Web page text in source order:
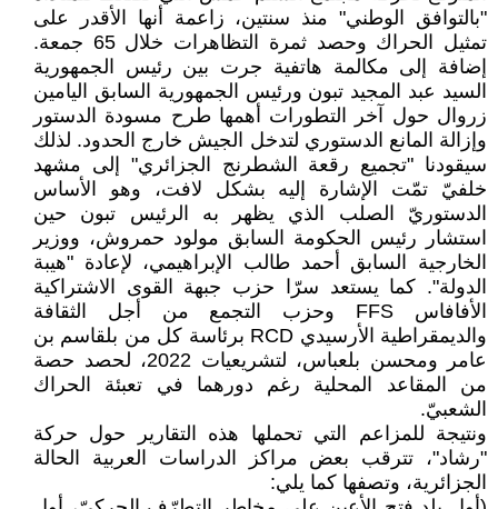
"بالتوافق الوطني" منذ سنتين، زاعمة أنها الأقدر على
تمثيل الحراك وحصد ثمرة التظاهرات خلال 65 جمعة.
إضافة إلى مكالمة هاتفية جرت بين رئيس الجمهورية
السيد عبد المجيد تبون ورئيس الجمهورية السابق اليامين
زروال حول آخر التطورات أهمها طرح مسودة الدستور
وإزالة المانع الدستوري لتدخل الجيش خارج الحدود. لذلك
سيقودنا "تجميع رقعة الشطرنج الجزائري" إلى مشهد
خلفيّ تمّت الإشارة إليه بشكل لافت، وهو الأساس
الدستوريّ الصلب الذي يظهر به الرئيس تبون حين
استشار رئيس الحكومة السابق مولود حمروش، ووزير
الخارجية السابق أحمد طالب الإبراهيمي، لإعادة "هيبة
الدولة". كما يستعد سرّا حزب جبهة القوى الاشتراكية
الأفافاس FFS وحزب التجمع من أجل الثقافة
والديمقراطية الأرسيدي RCD برئاسة كل من بلقاسم بن
عامر ومحسن بلعباس، لتشريعيات 2022، لحصد حصة
من المقاعد المحلية رغم دورهما في تعبئة الحراك
الشعبيّ.
ونتيجة للمزاعم التي تحملها هذه التقارير حول حركة
"رشاد"، تترقب بعض مراكز الدراسات العربية الحالة
الجزائرية، وتصفها كما يلي: